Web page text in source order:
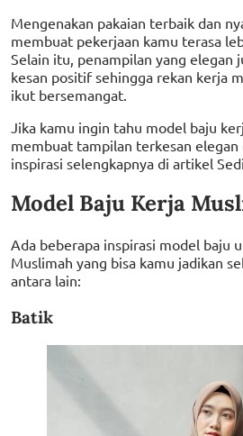
Mengenakan pakaian terbaik dan
membuat pekerjaan kamu terasa
Selain itu, penampilan yang elegan
kesan positif sehingga rekan kerja
ikut bersemangat.
Jika kamu ingin tahu model baju
membuat tampilan terkesan elegan
inspirasi selengkapnya di artikel
Model Baju Kerja
Ada beberapa inspirasi model baju
Muslimah yang bisa kamu jadikan
antara lain:
Batik